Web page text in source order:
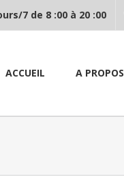
7 de 8 :00 à 20 :00
ACCUEIL A PROPOS